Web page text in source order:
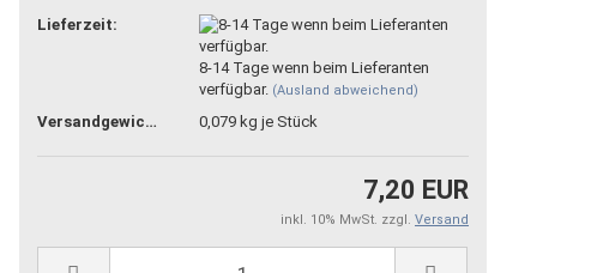
Lieferzeit:
8-14 Tage wenn beim Lieferanten
verfügbar. (Ausland abweichend)
Versandgewicht: 0,079 kg je Stück
7,20 EUR
inkl. 10% MwSt. zzgl. Versand